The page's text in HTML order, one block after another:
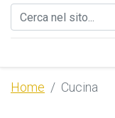
Home Cucina